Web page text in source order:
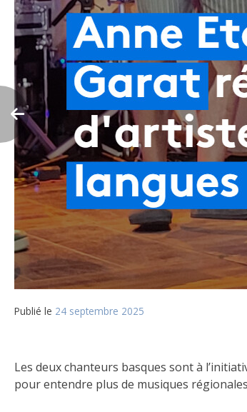
Publié le 24 septembre 2025
Les deux chanteurs basques sont à
pour entendre plus de musiques